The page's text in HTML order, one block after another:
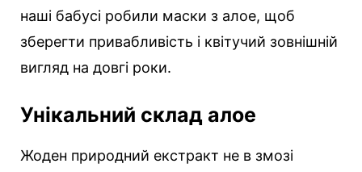
наші бабусі робили маски з алое, щоб
зберегти привабливість і квітучий зовнішній
вигляд на довгі роки.
Унікальний склад алое
Жоден природний екстракт не в змозі